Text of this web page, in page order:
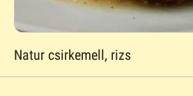
Natur csirkemell, rizs